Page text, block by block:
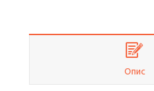
Опис